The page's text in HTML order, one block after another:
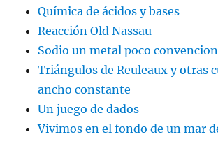
Química de ácidos y bases
Reacción Old Nassau
Sodio un metal poco
Triángulos de Reuleaux y otras
ancho constante
Un juego de dados
Vivimos en el fondo de un mar